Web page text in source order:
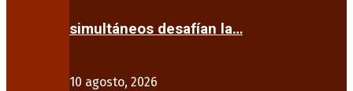
simultáneos desafían la…
10 agosto, 2026